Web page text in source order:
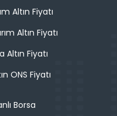
Altın Fiyatı
Altın Fiyatı
Altın Fiyatı
ONS Fiyatı
Borsa